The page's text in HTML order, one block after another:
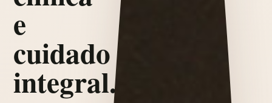
e
cuidado
integral.